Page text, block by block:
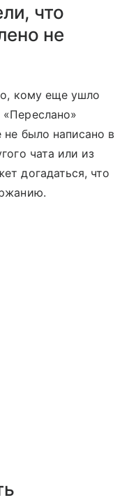
что
не
кому еще ушло
было написано в
чата или из
догадаться, что